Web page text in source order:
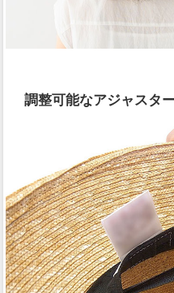
調整可能なアジャスタ